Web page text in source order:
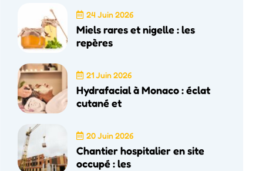
24 Juin 2026
Miels rares et nigelle : les
repères
21 Juin 2026
Hydrafacial à Monaco : éclat
cutané et
20 Juin 2026
Chantier hospitalier en site
occupé : les